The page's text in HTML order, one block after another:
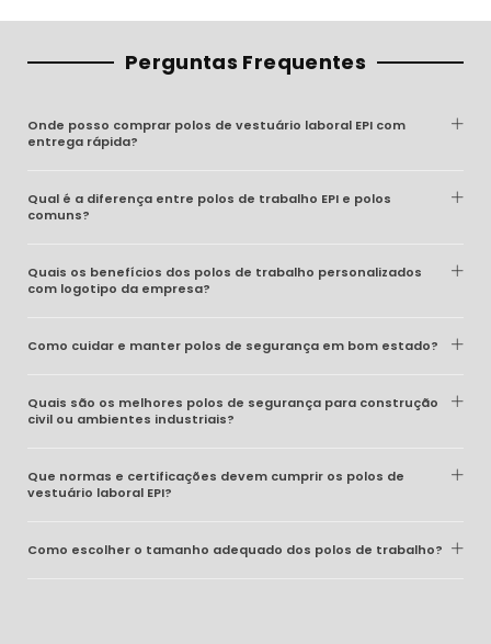
Perguntas Frequentes
Onde posso comprar polos de vestuário laboral EPI com
entrega rápida?
Qual é a diferença entre polos de trabalho EPI e polos
comuns?
Quais os benefícios dos polos de trabalho personalizados
com logotipo da empresa?
Como cuidar e manter polos de segurança em bom estado?
Quais são os melhores polos de segurança para construção
civil ou ambientes industriais?
Que normas e certificações devem cumprir os polos de
vestuário laboral EPI?
Como escolher o tamanho adequado dos polos de trabalho?